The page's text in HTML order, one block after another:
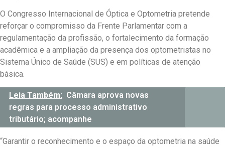
O Congresso Internacional de Óptica e Optometria pretende
reforçar o compromisso da Frente Parlamentar com a
regulamentação da profissão, o fortalecimento da formação
acadêmica e a ampliação da presença dos optometristas no
Sistema Único de Saúde (SUS) e em políticas de atenção
básica.
Leia Também: Câmara aprova novas
regras para processo administrativo
tributário; acompanhe
“Garantir o reconhecimento e o espaço da optometria na saúde